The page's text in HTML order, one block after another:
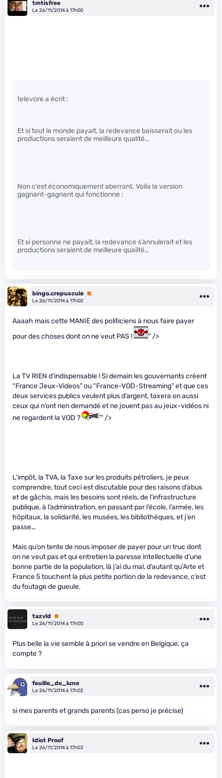
tmtisfree
Le 26/11/2014 à 17h00
televore a écrit :
Et si tout le monde payait, la redevance baisserait ou les
productions seraient de meilleure qualité…
Non c’est économiquement aberrant. Voila la version
gagnant-gagnant qui fonctionne :
Et si personne ne payait, la redevance s’annulerait et les
productions seraient de meilleure qualité…
bingo.crepuscule Premium
Le 26/11/2014 à 17h00
Aaaah mais cette MANIE des politiciens à nous faire payer
pour des choses dont on ne veut PAS !
" />
La TV RIEN d’indispensable ! Si demain les gouvernants créent
“France Jeux-Videos” ou “France-VOD-Streaming” et que ces
deux services publics veulent plus d’argent, taxera on aussi
ceux qui n’ont rien demandé et ne jouent pas au jeux-vidéos ni
ne regardent la VOD ?
" />
L’impôt, la TVA, la Taxe sur les produits pétroliers, je peux
comprendre, tout ceci est discutable pour des raisons d’abus
et de gâchis, mais les besoins sont réels, de l’infrastructure
publique, à l’administration, en passant par l’école, l’armée, les
hôpitaux, la solidarité, les musées, les bibliothèques, et j’en
passe…
Mais qu’on tente de nous imposer de payer pour un truc dont
on ne veut pas et qui entretien la paresse intellectuelle d’une
bonne partie de la population, là j’ai du mal, d’autant qu’Arte et
France 5 touchent la plus petite portion de la redevance, c’est
du foutage de gueule.
tazvld
Premium
Le 26/11/2014 à 17h00
Plus belle la vie semble à priori se vendre en Belgique, ça
compte ?
feuille_de_lune
Le 26/11/2014 à 17h02
si mes parents et grands parents (cas perso je précise)
Idiot Proof
Le 26/11/2014 à 17h03